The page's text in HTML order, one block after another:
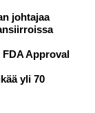
johtajaa
FDA Approval
yli 70